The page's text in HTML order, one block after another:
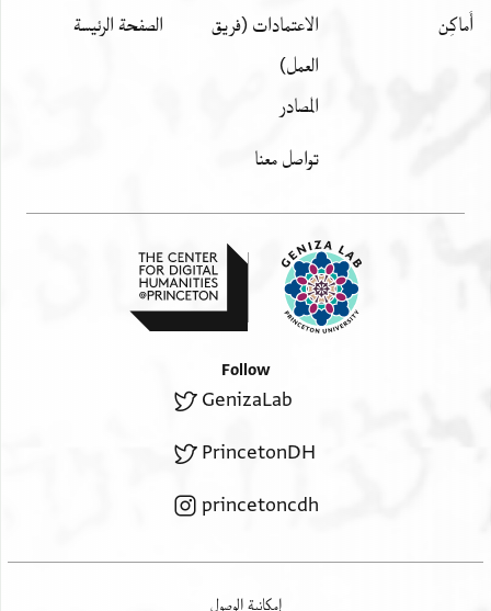
أَماكِن
الاعتمادات (فريق
العمل)
المصادر
تواصل معنا
الصفحة الرئيسة
Follow
GenizaLab
PrincetonDH
princetoncdh
إمكانية الوصول